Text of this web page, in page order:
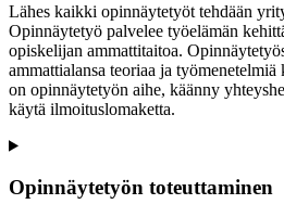
Lähes kaikki opinnäytetyöt tehdään
Opinnäytetyö palvelee työelämän
opiskelijan ammattitaitoa.
ammattialansa teoriaa ja
on opinnäytetyön aihe, käänny
käytä ilmoituslomaketta.
Opinnäytetyön toteuttaminen